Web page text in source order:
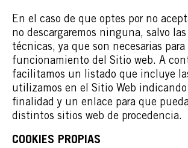
En el caso de que optes por no
no descargaremos ninguna, salvo
técnicas, ya que son necesarias para
funcionamiento del Sitio web. A
facilitamos un listado que incluye
utilizamos en el Sitio Web
finalidad y un enlace para que
distintos sitios web de procedencia.
COOKIES PROPIAS